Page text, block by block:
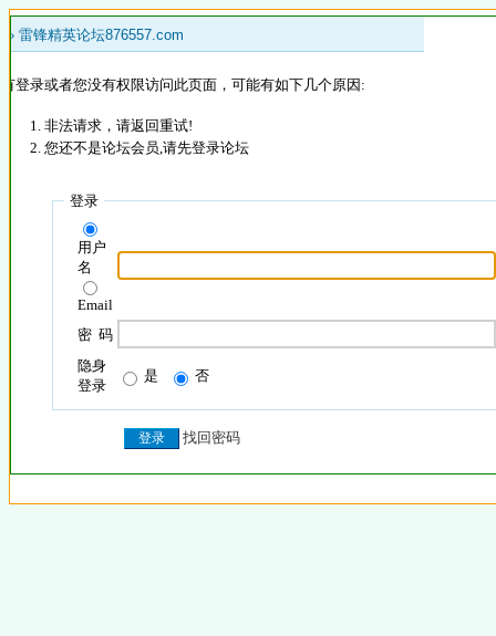
» 雷锋精英论坛876557.com
登录或者您没有权限访问此页面，可能有如下几个原因:
非法请求，请返回重试!
您还不是论坛会员,请先登录论坛
登录
用户
名
Email
密 码
隐身
登录
是 否
找回密码